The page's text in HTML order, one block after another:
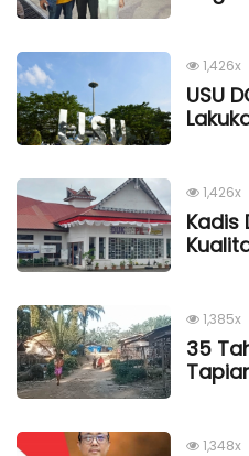
1,426x
USU
1,426x
Kadis
1,385x
35
1,348x